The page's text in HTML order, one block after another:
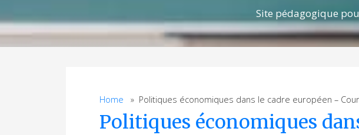
Site pédagogique
Home » Politiques économiques dans le cadre européen –
Politiques économiques